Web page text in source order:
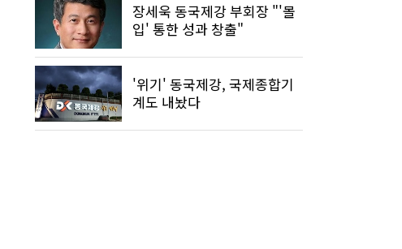
장세욱 동국제강 부회장 "'몰
입' 통한 성과 창출"
'위기' 동국제강, 국제종합기
계도 내놨다